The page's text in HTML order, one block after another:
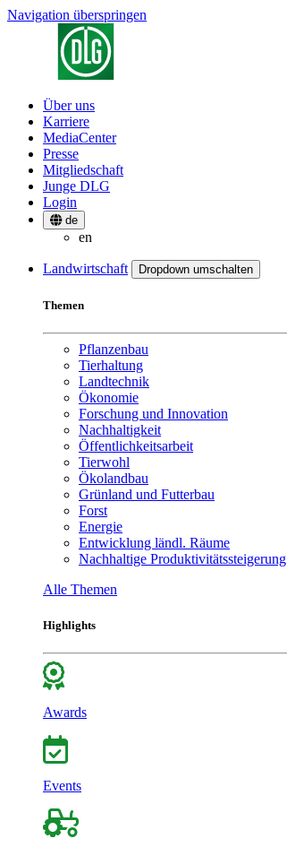
Navigation überspringen
Über uns
Karriere
MediaCenter
Presse
Mitgliedschaft
Junge DLG
Login
de
en
Landwirtschaft Dropdown umschalten
Themen
Pflanzenbau
Tierhaltung
Landtechnik
Ökonomie
Forschung und Innovation
Nachhaltigkeit
Öffentlichkeitsarbeit
Tierwohl
Ökolandbau
Grünland und Futterbau
Forst
Energie
Entwicklung ländl. Räume
Nachhaltige Produktivitätssteigerung
Alle Themen
Highlights
Awards
Events